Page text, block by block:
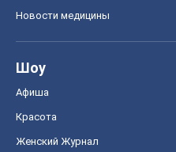
Новости медицины
Шоу
Афиша
Красота
Женский Журнал